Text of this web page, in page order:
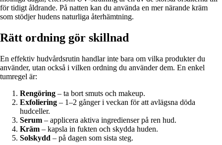
för tidigt åldrande. På natten kan du använda en mer närande kräm
som stödjer hudens naturliga återhämtning.
Rätt ordning gör skillnad
En effektiv hudvårdsrutin handlar inte bara om vilka produkter du
använder, utan också i vilken ordning du använder dem. En enkel
tumregel är:
Rengöring – ta bort smuts och makeup.
Exfoliering – 1–2 gånger i veckan för att avlägsna döda
hudceller.
Serum – applicera aktiva ingredienser på ren hud.
Kräm – kapsla in fukten och skydda huden.
Solskydd – på dagen som sista steg.